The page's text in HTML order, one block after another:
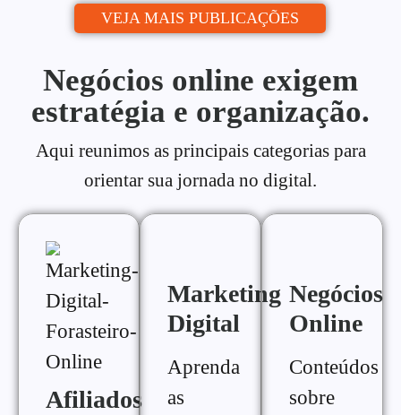
VEJA MAIS PUBLICAÇÕES
Negócios online exigem
estratégia e organização.
Aqui reunimos as principais categorias para
orientar sua jornada no digital.
Afiliados
Marketing
Digital
Aprenda
as
Negócios
Online
Conteúdos
sobre